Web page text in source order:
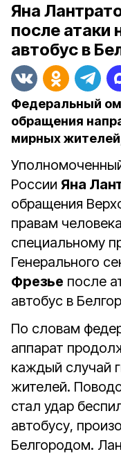
Яна
после атаки
автобус в
Федеральный
обращения
мирных
России Яна
обращения
правам человека
специальному
Генерального
Фрезье после
автобус в
По словам
аппарат
каждый случай
жителей.
стал удар
автобусу,
Белгородом.